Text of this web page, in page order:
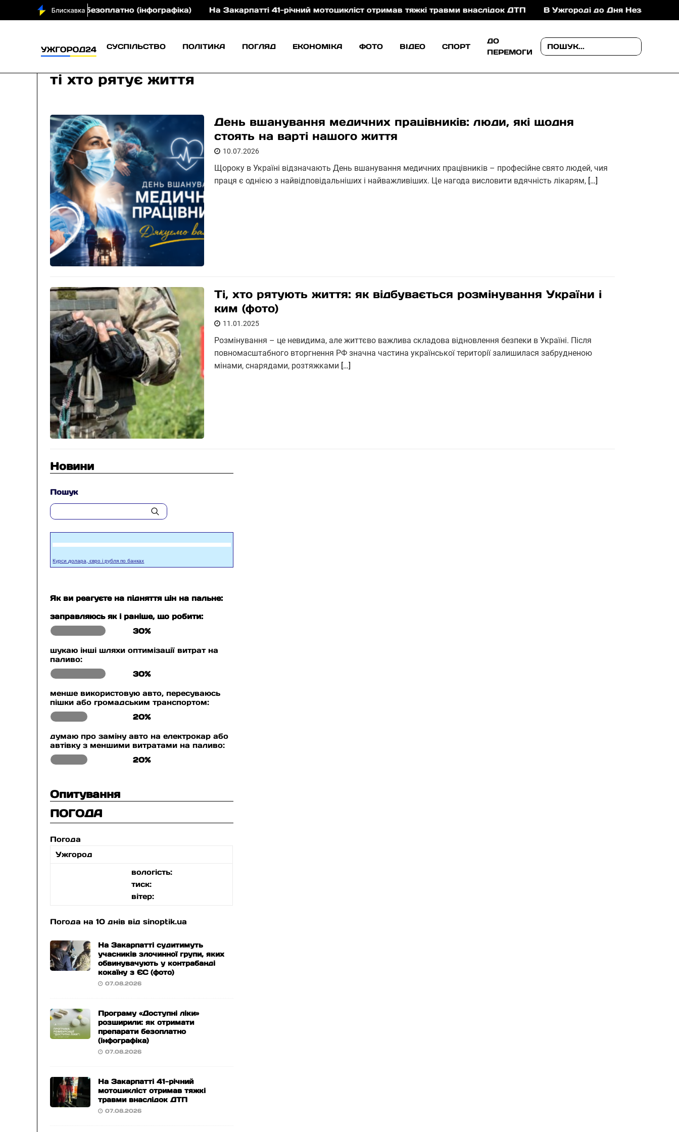
безоплатно (інфографіка) На Закарпатті 41-річний мотоцикліст отримав тяжкі травми внаслідок ДТП В Ужгороді до Дня Незалежності
СУСПІЛЬСТВО ПОЛІТИКА ПОГЛЯД ЕКОНОМІКА ФОТО ВІДЕО СПОРТ
ДО
ПЕРЕМОГИ
ті хто рятує життя
День вшанування медичних працівників: люди, які щодня
стоять на варті нашого життя
10.07.2026
Щороку в Україні відзначають День вшанування медичних працівників – професійне свято людей, чия
праця є однією з найвідповідальніших і найважливіших. Це нагода висловити вдячність лікарям, […]
Ті, хто рятують життя: як відбувається розмінування України і
ким (фото)
11.01.2025
Розмінування – це невидима, але життєво важлива складова відновлення безпеки в Україні. Після
повномасштабного вторгнення РФ значна частина української території залишилася забрудненою
мінами, снарядами, розтяжками […]
Новини
Пошук
Курси долара, євро і рубля по банках
Як ви реагуєте на підняття цін на пальне:
заправляюсь як і раніше, що робити:
30%
шукаю інші шляхи оптимізації витрат на
паливо:
30%
менше використовую авто, пересуваюсь
пішки або громадським транспортом:
20%
думаю про заміну авто на електрокар або
автівку з меншими витратами на паливо:
20%
Опитування
ПОГОДА
Погода
Ужгород
вологість:
тиск:
вітер:
Погода на 10 днів відsinoptik.ua
На Закарпатті судитимуть
учасників злочинної групи, яких
обвинувачують у контрабанді
кокаїну з ЄС (фото)
07.08.2026
Програму «Доступні ліки»
розширили: як отримати
препарати безоплатно
(інфографіка)
07.08.2026
На Закарпатті 41-річний
мотоцикліст отримав тяжкі
травми внаслідок ДТП
07.08.2026